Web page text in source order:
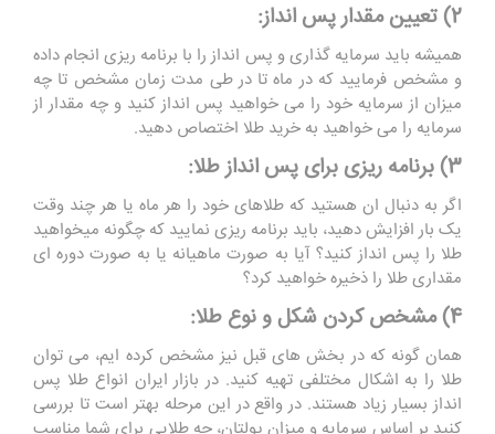
2) تعیین مقدار پس انداز:
همیشه باید سرمایه گذاری و پس انداز را با برنامه ریزی انجام داده
و مشخص فرمایید که در ماه تا در طی مدت زمان مشخص تا چه
میزان از سرمایه خود را می خواهید پس انداز کنید و چه مقدار از
سرمایه را می خواهید به خرید طلا اختصاص دهید.
3) برنامه ‌ریزی برای پس انداز طلا:
اگر به دنبال ان هستید که طلاهای خود را هر ماه یا هر چند وقت
یک بار افزایش دهید، باید برنامه ریزی نمایید که چگونه میخواهید
طلا را پس ‌انداز کنید؟ آیا به صورت ماهیانه یا به صورت دوره ‌ای
مقداری طلا را ذخیره خواهید کرد؟
4) مشخص کردن شکل و نوع طلا:
همان گونه که در بخش های قبل نیز مشخص کرده ایم، می توان
طلا را به اشکال مختلفی تهیه کنید. در بازار ایران انواع طلا پس
انداز بسیار زیاد هستند. در واقع در این مرحله بهتر است تا بررسی